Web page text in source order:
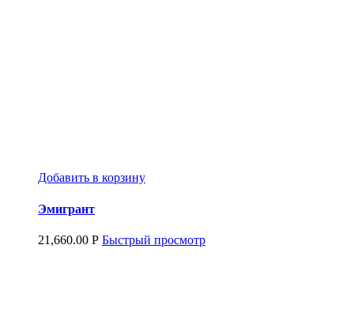
Добавить в корзину
Эмигрант
21,660.00 Р Быстрый просмотр